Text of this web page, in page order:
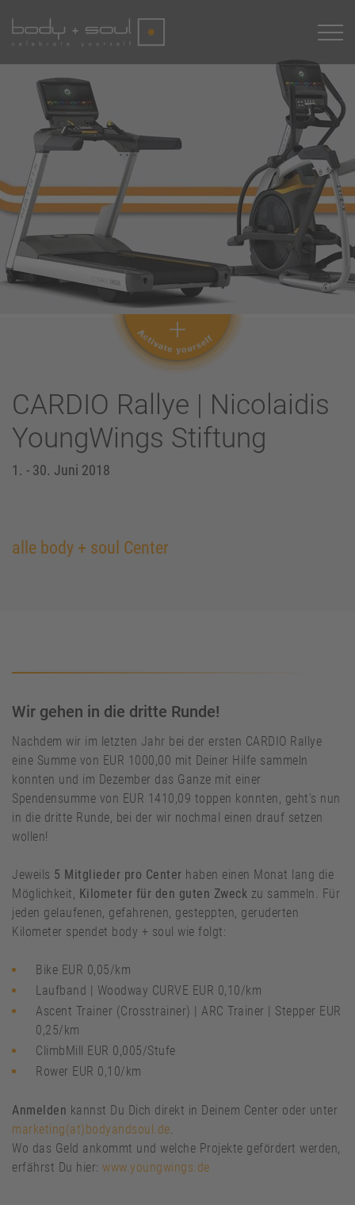
CARDIO Rallye | Nicolaidis
YoungWings Stiftung
1. - 30. Juni 2018
alle body + soul Center
Wir gehen in die dritte Runde!
Nachdem wir im letzten Jahr bei der ersten CARDIO Rallye
eine Summe von EUR 1000,00 mit Deiner Hilfe sammeln
konnten und im Dezember das Ganze mit einer
Spendensumme von EUR 1410,09 toppen konnten, geht's nun
in die dritte Runde, bei der wir nochmal einen drauf setzen
wollen!
Jeweils 5 Mitglieder pro Center haben einen Monat lang die
Möglichkeit, Kilometer für den guten Zweck zu sammeln. Für
jeden gelaufenen, gefahrenen, gesteppten, geruderten
Kilometer spendet body + soul wie folgt:
Bike EUR 0,05/km
Laufband | Woodway CURVE EUR 0,10/km
Ascent Trainer (Crosstrainer) | ARC Trainer | Stepper EUR
0,25/km
ClimbMill EUR 0,005/Stufe
Rower EUR 0,10/km
Anmelden kannst Du Dich direkt in Deinem Center oder unter
marketing(at)bodyandsoul.de.
Wo das Geld ankommt und welche Projekte gefördert werden,
erfährst Du hier: www.youngwings.de